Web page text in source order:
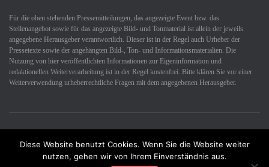
Für die oben stehenden Pressemitteilungen, das angezeigte Event bzw. das
Stellenangebot sowie für das angezeigte Bild- und Tonmaterial ist allein der jeweils
angegebene Herausgeber verantwortlich. Dieser ist in der Regel auch Urheber der
Pressetexte sowie der angehängten Bild-, Ton- und Informationsmaterialien. Die
Nutzung von hier veröffentlichten Informationen zur Eigeninformation und
redaktionellen Weiterverarbeitung ist in der Regel kostenfrei. Bitte klären Sie vor einer
Weiterverwendung urheberrechtliche Fragen mit dem angegebenen Herausgeber.
Datenschutzerklärung Impressum Kontakt
Diese Website benutzt Cookies. Wenn Sie die Website weiter
nutzen, gehen wir von Ihrem Einverständnis aus.